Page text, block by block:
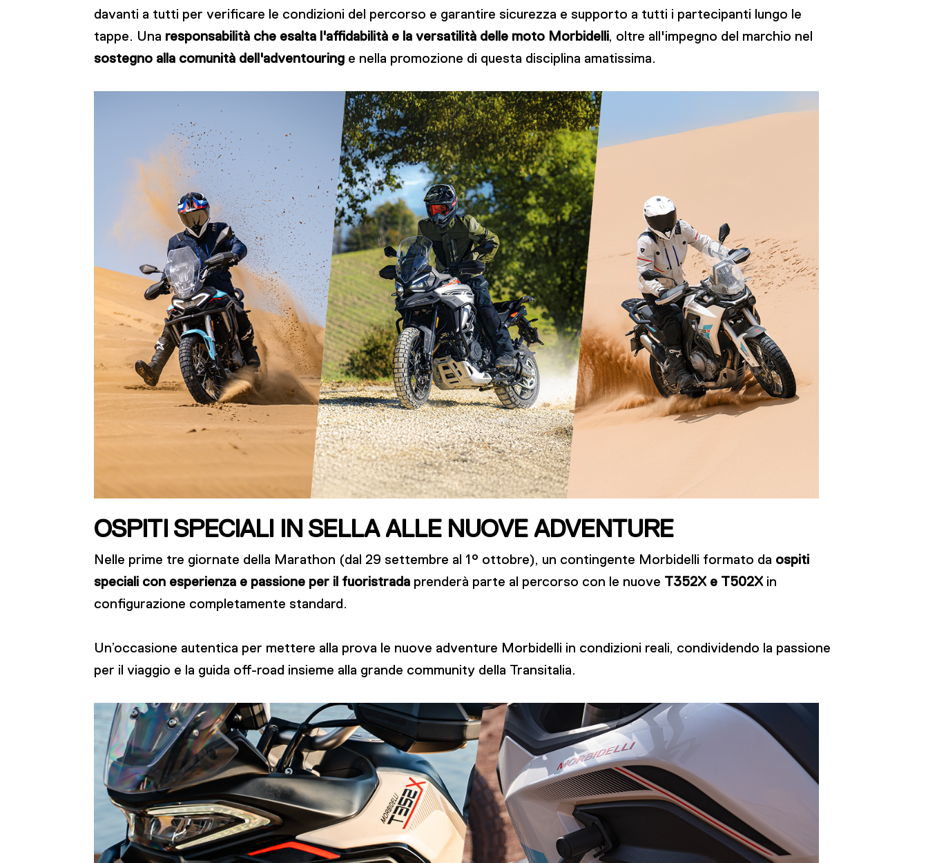
davanti a tutti per verificare le condizioni del percorso e garantire sicurezza e supporto a tutti i partecipanti lungo le
tappe. Una responsabilità che esalta l'affidabilità e la versatilità delle moto Morbidelli, oltre all'impegno del marchio nel
sostegno alla comunità dell'adventouring e nella promozione di questa disciplina amatissima.
OSPITI SPECIALI IN SELLA ALLE NUOVE ADVENTURE
Nelle prime tre giornate della Marathon (dal 29 settembre al 1° ottobre), un contingente Morbidelli formato da ospiti
speciali con esperienza e passione per il fuoristrada prenderà parte al percorso con le nuove T352X e T502X in
configurazione completamente standard.
Un’occasione autentica per mettere alla prova le nuove adventure Morbidelli in condizioni reali, condividendo la passione
per il viaggio e la guida off-road insieme alla grande community della Transitalia.